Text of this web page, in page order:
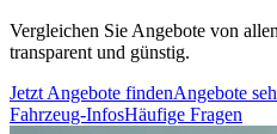
Vergleichen Sie Angebote von
transparent und günstig.
Jetzt Angebote findenAngebote
Fahrzeug-InfosHäufige Fragen